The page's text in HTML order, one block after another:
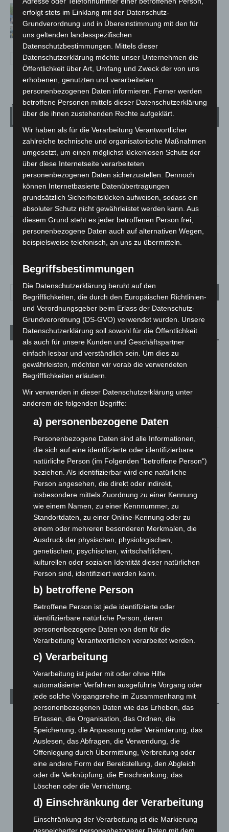
Blaulichtmeile Langenhagen 2026:
Polizei, Feuerwehr und Rettung
hautnah erleben
Wetter
LANGENHAGEN
Überwiegend Bewölkt
19.3°C 19.6°
17.7°
FR. SA. SO. MO.
Aktuelle Beiträge
Niedersachsen: Feuerwehrkräfte kehren nach
Waldbrandeinsatz aus Spanien zurück
7. August 2026
Hannover: Erste Tigermücken-Population in Niedersachsen
entdeckt
7. August 2026
Brand im „Haus der Begegnung“ in Neuwarmbüchen schnell
eingedämmt
6. August 2026
Region Hannover: 21 neue Notfallsanitäter starten beim
5. August 2026
Mann läuft mit Hockeyschläger über A7 – Polizei sucht
Zeugen
5. August 2026
Celle: Mensch stirbt bei Bagger-Unfall auf Baustelle
5. August 2026
beschädigt
5. August 2026
Anklage nach Abschaltung von „Archetyp Market“ erhoben
3. August 2026
Kategorien
Blaulicht
Corona-News
712
Hannover und Region
Langenhagen und Ortsteile
Leserbriefe
Über uns
Veranstaltungen
1.887
erfolgt stets im Einklang mit der Datenschutz-
Grundverordnung und in Übereinstimmung mit den für
uns geltenden landesspezifischen
Datenschutzbestimmungen. Mittels dieser
Datenschutzerklärung möchte unser Unternehmen die
Öffentlichkeit über Art, Umfang und Zweck der von uns
erhobenen, genutzten und verarbeiteten
personenbezogenen Daten informieren. Ferner werden
betroffene Personen mittels dieser Datenschutzerklärung
über die ihnen zustehenden Rechte aufgeklärt.
Wir haben als für die Verarbeitung Verantwortlicher
zahlreiche technische und organisatorische Maßnahmen
umgesetzt, um einen möglichst lückenlosen Schutz der
über diese Internetseite verarbeiteten
personenbezogenen Daten sicherzustellen. Dennoch
können Internetbasierte Datenübertragungen
grundsätzlich Sicherheitslücken aufweisen, sodass ein
absoluter Schutz nicht gewährleistet werden kann. Aus
diesem Grund steht es jeder betroffenen Person frei,
personenbezogene Daten auch auf alternativen Wegen,
beispielsweise telefonisch, an uns zu übermitteln.
Begriffsbestimmungen
Die Datenschutzerklärung beruht auf den
Begrifflichkeiten, die durch den Europäischen Richtlinien-
und Verordnungsgeber beim Erlass der Datenschutz-
Grundverordnung (DS-GVO) verwendet wurden. Unsere
Datenschutzerklärung soll sowohl für die Öffentlichkeit
als auch für unsere Kunden und Geschäftspartner
einfach lesbar und verständlich sein. Um dies zu
gewährleisten, möchten wir vorab die verwendeten
Begrifflichkeiten erläutern.
Wir verwenden in dieser Datenschutzerklärung unter
anderem die folgenden Begriffe:
a) personenbezogene Daten
Personenbezogene Daten sind alle Informationen,
die sich auf eine identifizierte oder identifizierbare
natürliche Person (im Folgenden "betroffene Person")
beziehen. Als identifizierbar wird eine natürliche
Person angesehen, die direkt oder indirekt,
insbesondere mittels Zuordnung zu einer Kennung
wie einem Namen, zu einer Kennnummer, zu
Standortdaten, zu einer Online-Kennung oder zu
einem oder mehreren besonderen Merkmalen, die
Ausdruck der physischen, physiologischen,
genetischen, psychischen, wirtschaftlichen,
kulturellen oder sozialen Identität dieser natürlichen
Person sind, identifiziert werden kann.
b) betroffene Person
Betroffene Person ist jede identifizierte oder
identifizierbare natürliche Person, deren
personenbezogene Daten von dem für die
Verarbeitung Verantwortlichen verarbeitet werden.
c) Verarbeitung
Verarbeitung ist jeder mit oder ohne Hilfe
automatisierter Verfahren ausgeführte Vorgang oder
jede solche Vorgangsreihe im Zusammenhang mit
personenbezogenen Daten wie das Erheben, das
Erfassen, die Organisation, das Ordnen, die
Speicherung, die Anpassung oder Veränderung, das
Auslesen, das Abfragen, die Verwendung, die
Offenlegung durch Übermittlung, Verbreitung oder
eine andere Form der Bereitstellung, den Abgleich
oder die Verknüpfung, die Einschränkung, das
Löschen oder die Vernichtung.
d) Einschränkung der Verarbeitung
Einschränkung der Verarbeitung ist die Markierung